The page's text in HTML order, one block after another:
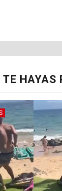
TE HAYAS